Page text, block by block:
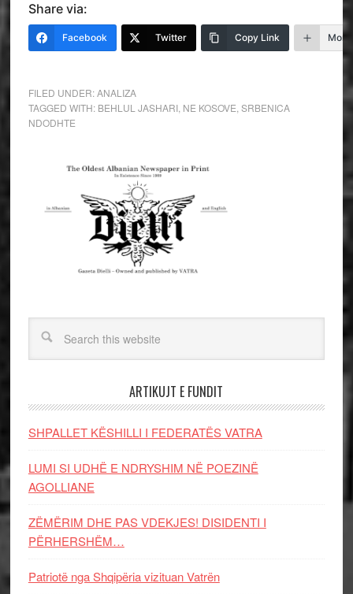
Share via:
Facebook Twitter Copy Link More
FILED UNDER:ANALIZA
TAGGED WITH: BEHLUL JASHARI, NE KOSOVE SRBENICA
NDODHTE
ARTIKUJT E FUNDIT
SHPALLET KËSHILLI I FEDERATËS VATRA
LUMI SI UDHË E NDRYSHIM NË POEZINË
AGOLLIANE
ZËMËRIM DHE PAS VDEKJES! DISIDENTI I
PËRHERSHËM…
Patriotë nga Shqipëria vizituan Vatrën